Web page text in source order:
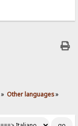
» Other languages»